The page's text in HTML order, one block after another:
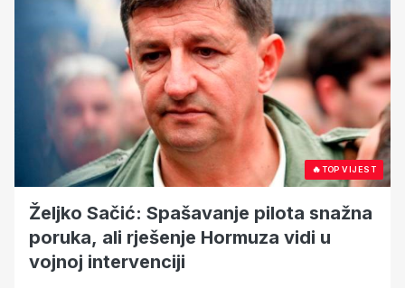
🔥TOP VIJEST
Željko Sačić: Spašavanje pilota snažna
poruka, ali rješenje Hormuza vidi u
vojnoj intervenciji